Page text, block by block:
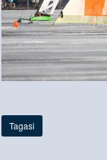
Tagasi